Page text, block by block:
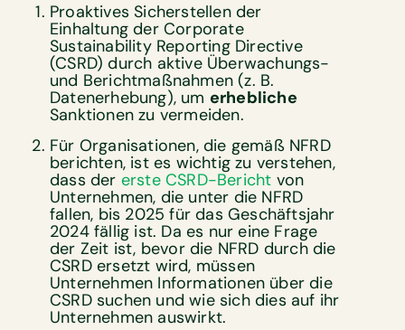
Proaktives Sicherstellen der
Einhaltung der Corporate
Sustainability Reporting Directive
(CSRD) durch aktive Überwachungs-
und Berichtmaßnahmen (z. B.
Datenerhebung), um erhebliche
Sanktionen zu vermeiden.
Für Organisationen, die gemäß NFRD
berichten, ist es wichtig zu verstehen,
dass der erste CSRD-Bericht von
Unternehmen, die unter die NFRD
fallen, bis 2025 für das Geschäftsjahr
2024 fällig ist. Da es nur eine Frage
der Zeit ist, bevor die NFRD durch die
CSRD ersetzt wird, müssen
Unternehmen Informationen über die
CSRD suchen und wie sich dies auf ihr
Unternehmen auswirkt.